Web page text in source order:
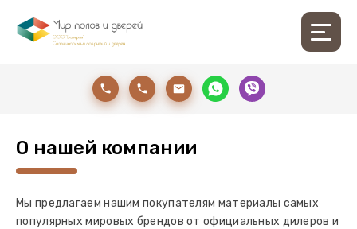
О нашей компании
Мы предлагаем нашим покупателям материалы самых
популярных мировых брендов от официальных дилеров и